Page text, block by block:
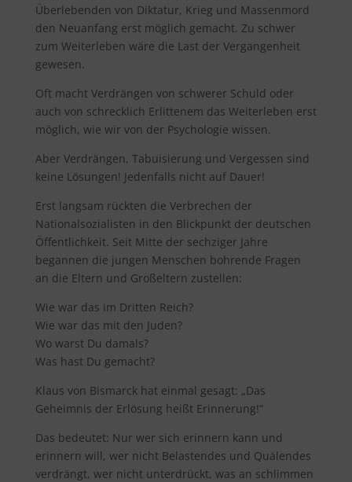
Überlebenden von Diktatur, Krieg und Massenmord
den Neuanfang erst möglich gemacht. Zu schwer
zum Weiterleben wäre die Last der Vergangenheit
gewesen.
Oft macht Verdrängen von schwerer Schuld oder
auch von schrecklich Erlittenem das Weiterleben erst
möglich, wie wir von der Psychologie wissen.
Aber Verdrängen, Tabuisierung und Vergessen sind
keine Lösungen! Jedenfalls nicht auf Dauer!
Erst langsam rückten die Verbrechen der
Nationalsozialisten in den Blickpunkt der deutschen
Öffentlichkeit. Seit Mitte der sechziger Jahre
begannen die jungen Menschen bohrende Fragen
an die Eltern und Großeltern zustellen:
Wie war das im Dritten Reich?
Wie war das mit den Juden?
Wo warst Du damals?
Was hast Du gemacht?
Klaus von Bismarck hat einmal gesagt: „Das
Geheimnis der Erlösung heißt Erinnerung!“
Das bedeutet: Nur wer sich erinnern kann und
erinnern will, wer nicht Belastendes und Quälendes
verdrängt, wer nicht unterdrückt, was an schlimmen